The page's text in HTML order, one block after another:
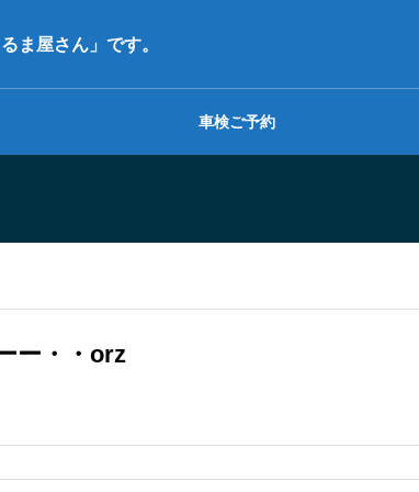
ま屋さん」です。
車検ご予約
ー・・orz